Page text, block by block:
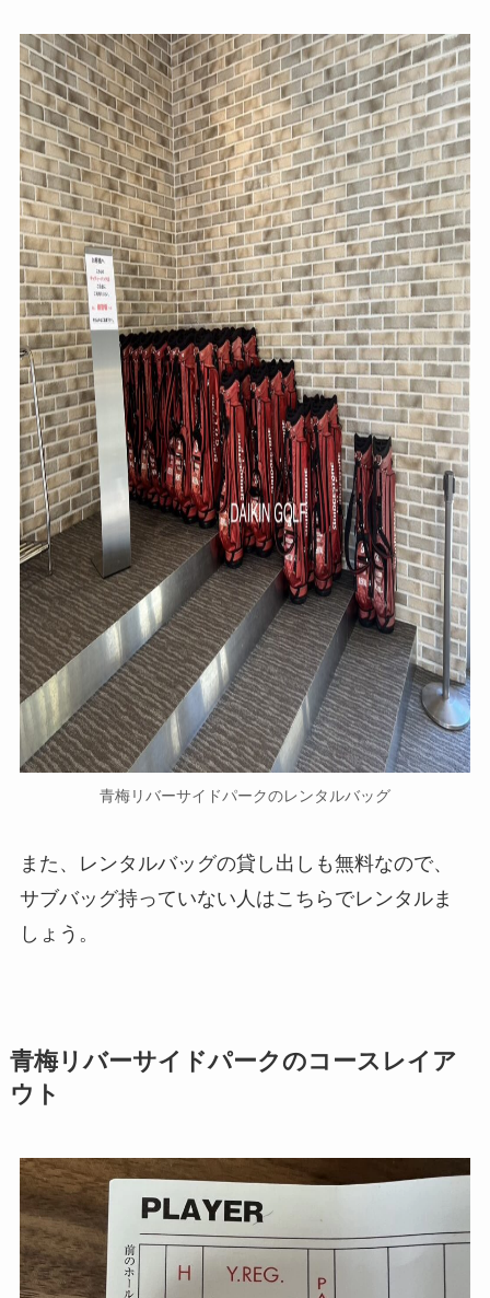
青梅リバーサイドパークのレンタルバッグ
また、レンタルバッグの貸し出しも無料なので、
サブバッグ持っていない人はこちらでレンタルま
しょう。
青梅リバーサイドパークのコースレイア
ウト